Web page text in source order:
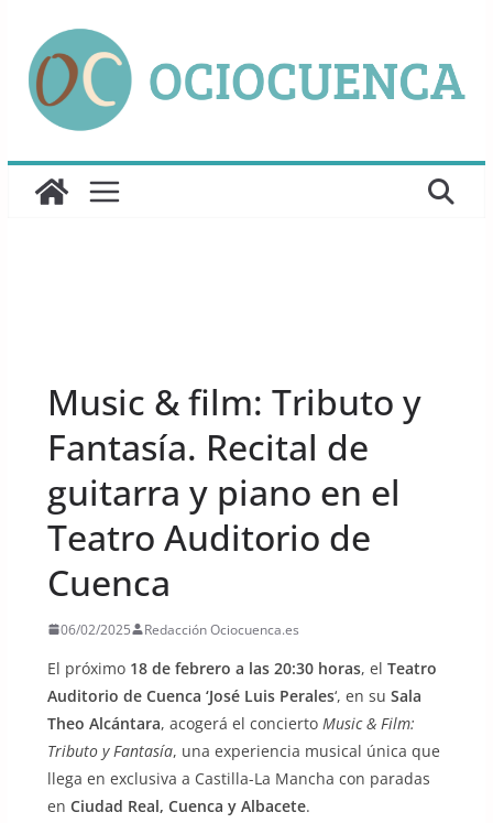
contenido
Music & film: Tributo y
Fantasía. Recital de
guitarra y piano en el
Teatro Auditorio de
Cuenca
06/02/2025 Redacción Ociocuenca.es
El próximo 18 de febrero a las 20:30 horas, el Teatro
Auditorio de Cuenca ‘José Luis Perales‘, en su Sala
Theo Alcántara, acogerá el concierto Music & Film:
Tributo y Fantasía, una experiencia musical única que
llega en exclusiva a Castilla-La Mancha con paradas
en Ciudad Real, Cuenca y Albacete.